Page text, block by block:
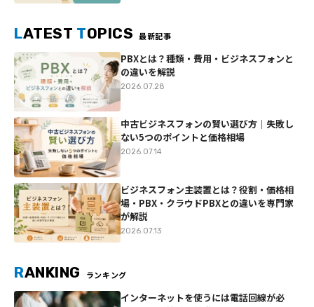
LATEST TOPICS 最新記事
PBXとは？種類・費用・ビジネスフォンと
の違いを解説
2026.07.28
中古ビジネスフォンの賢い選び方｜失敗し
ない5つのポイントと価格相場
2026.07.14
ビジネスフォン主装置とは？役割・価格相
場・PBX・クラウドPBXとの違いを専門家
が解説
2026.07.13
RANKING ランキング
インターネットを使うには電話回線が必